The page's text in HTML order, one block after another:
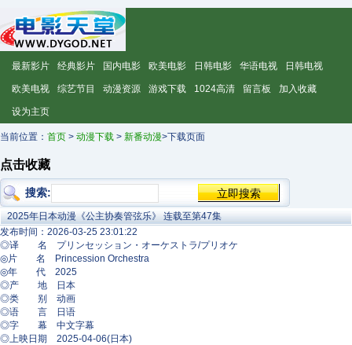
最新影片 经典影片 国内电影 欧美电影 日韩电影 华语电视 日韩电视
欧美电视 综艺节目 动漫资源 游戏下载 1024高清 留言板 加入收藏
设为主页
当前位置： 首页 > 动漫下载 > 新番动漫>下载页面
点击收藏
搜索:
2025年日本动漫《公主协奏管弦乐》 连载至第47集
发布时间：2026-03-25 23:01:22
◎译 名 プリンセッション・オーケストラ/プリオケ
◎片 名 Princession Orchestra
◎年 代 2025
◎产 地 日本
◎类 别 动画
◎语 言 日语
◎字 幕 中文字幕
◎上映日期 2025-04-06(日本)